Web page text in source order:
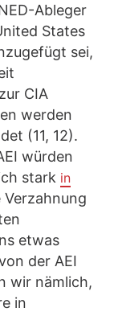
Ableger
States
sei,
CIA
werden
(11, 12).
würden
stark in
etwas
der AEI
wir nämlich,
in